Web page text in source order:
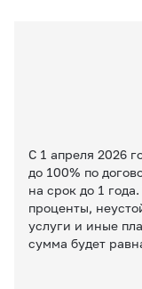
С 1 апреля 2026
до 100% по
на срок до 1
проценты,
услуги и иные
сумма будет